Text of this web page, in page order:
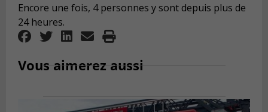
Encore une fois, 4 personnes y sont depuis plus de
24 heures.
Vous aimerez aussi